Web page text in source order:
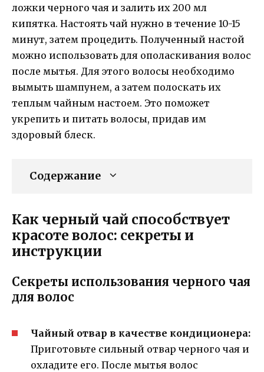
ложки черного чая и залить их 200 мл
кипятка. Настоять чай нужно в течение 10-15
минут, затем процедить. Полученный настой
можно использовать для ополаскивания волос
после мытья. Для этого волосы необходимо
вымыть шампунем, а затем полоскать их
теплым чайным настоем. Это поможет
укрепить и питать волосы, придав им
здоровый блеск.
Содержание
Как черный чай способствует
красоте волос: секреты и
инструкции
Секреты использования черного чая
для волос
Чайный отвар в качестве кондиционера:
Приготовьте сильный отвар черного чая и
охладите его. После мытья волос